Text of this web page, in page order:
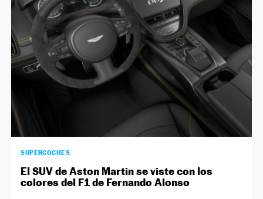
SUPERCOCHES
El SUV de Aston Martin se viste con los
colores del F1 de Fernando Alonso